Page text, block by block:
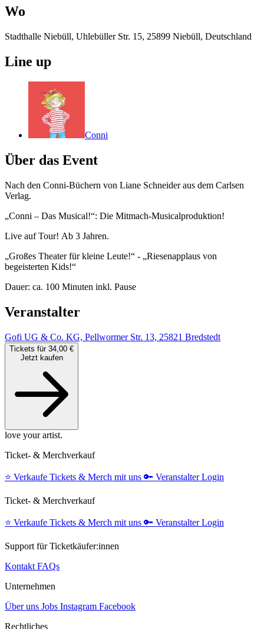
Wo
Stadthalle Niebüll, Uhlebüller Str. 15, 25899 Niebüll, Deutschland
Line up
Conni
Über das Event
Nach den Conni-Büchern von Liane Schneider aus dem Carlsen
Verlag.
„Conni – Das Musical!“: Die Mitmach-Musicalproduktion!
Live auf Tour! Ab 3 Jahren.
„Großes Theater für kleine Leute!“ - „Riesenapplaus von
begeisterten Kids!“
Dauer: ca. 100 Minuten inkl. Pause
Veranstalter
Gofi UG & Co. KG, Pellwormer Str. 13, 25821 Bredstedt
Tickets für 34,00 €
Jetzt kaufen
love your artist.
Ticket- & Merchverkauf
⭐️ Verkaufe Tickets & Merch mit uns 🔑 Veranstalter Login
Ticket- & Merchverkauf
⭐️ Verkaufe Tickets & Merch mit uns 🔑 Veranstalter Login
Support für Ticketkäufer:innen
Kontakt FAQs
Unternehmen
Über uns Jobs Instagram Facebook
Rechtliches